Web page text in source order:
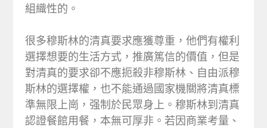
組織性的。
很多穆斯林的清真要求應獲尊重，他們有權利
選擇想要的生活方式，推廣篤信的價值，但是
對清真的要求卻不應扼殺非穆斯林、自由派穆
斯林的選擇權，也不能通過國家機關將清真標
準無限上崗，强制於民眾身上。穆斯林到清真
認證餐館用餐，本無可厚非。若因商業考量、